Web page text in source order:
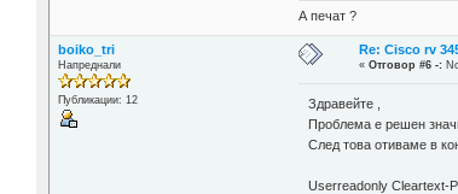
А печат ?
boiko_tri
Напреднали
Публикации: 12
Re: Cisco rv
«Отговор #6 -:
Здравейте ,
Проблема е решен
След това отиваме в
Userreadonly Cleartext-